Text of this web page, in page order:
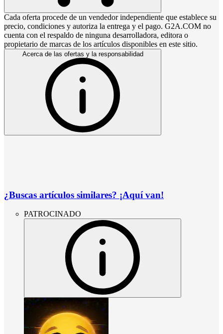
Cada oferta procede de un vendedor independiente que establece su
precio, condiciones y autoriza la entrega y el pago. G2A.COM no
cuenta con el respaldo de ninguna desarrolladora, editora o
propietario de marcas de los artículos disponibles en este sitio.
Acerca de las ofertas y la responsabilidad
¿Buscas artículos similares? ¡Aquí van!
PATROCINADO